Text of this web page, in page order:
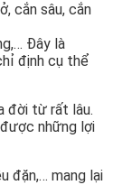
cắn sâu, cắn
Đây là
định cụ thể
đời từ rất lâu.
những lợi
đặn,… mang lại